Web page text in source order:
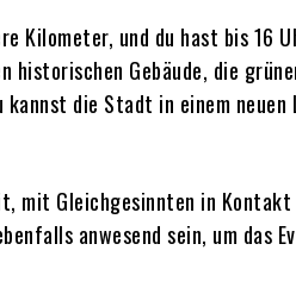
Kilometer, und du hast bis 16
Gebäude, die
die Stadt in einem
mit Gleichgesinnten in
anwesend sein, um das